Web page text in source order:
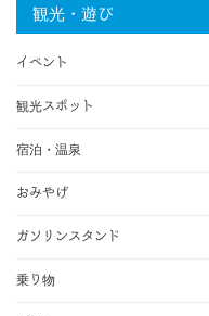
観光・遊び
イベント
観光スポット
宿泊・温泉
おみやげ
ガソリンスタンド
乗り物